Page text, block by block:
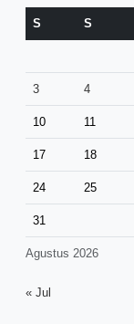
Agustus 2026
S S
3 4
10 11
17 18
24 25
31
« Jul